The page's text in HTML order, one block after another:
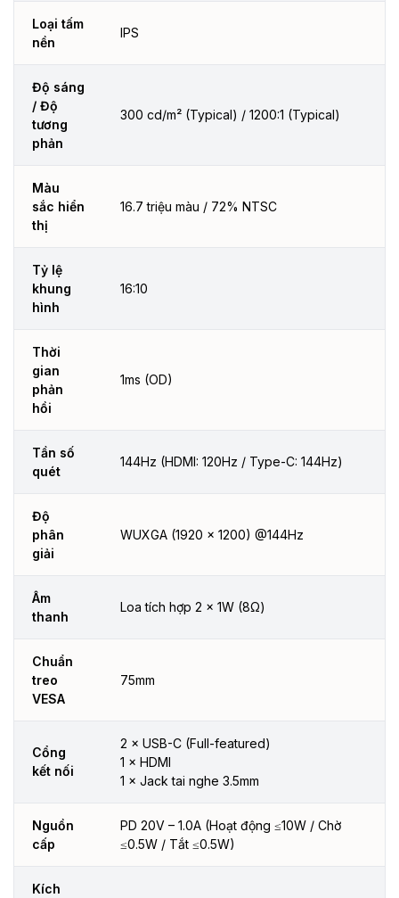
Loại tấm
nền
IPS
Độ sáng
/ Độ
tương
phản
300 cd/m² (Typical) / 1200:1 (Typical)
Màu
sắc hiển
thị
16.7 triệu màu / 72% NTSC
Tỷ lệ
khung
hình
16:10
Thời
gian
phản
hồi
1ms (OD)
Tần số
quét
144Hz (HDMI: 120Hz / Type-C: 144Hz)
Độ
phân
giải
WUXGA (1920 × 1200) @144Hz
Âm
thanh
Loa tích hợp 2 × 1W (8Ω)
Chuẩn
treo
VESA
75mm
Cổng
kết nối
2 × USB-C (Full-featured)
1 × HDMI
1 × Jack tai nghe 3.5mm
Nguồn
cấp
PD 20V – 1.0A (Hoạt động ≤10W / Chờ
≤0.5W / Tắt ≤0.5W)
Kích